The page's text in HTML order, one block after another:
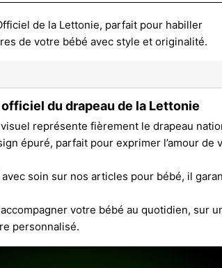
du drapeau de la Lettonie
représente fièrement le drapeau
épuré, parfait pour exprimer l’amour de
avec soin sur nos articles pour bébé, il
votre bébé au quotidien, sur
personnalisé.